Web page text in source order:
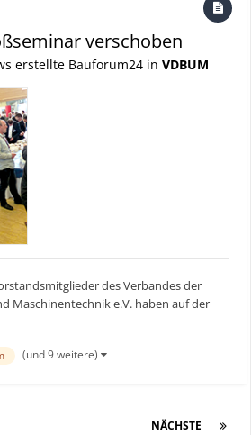
verschoben
erstellte Bauforum24 in VDBUM
des Verbandes der
Maschinentechnik e.V. haben auf der
Pandemie unkalkulierbar ist. Auch die
hat keine Pl...
(und 9 weitere)
NÄCHSTE